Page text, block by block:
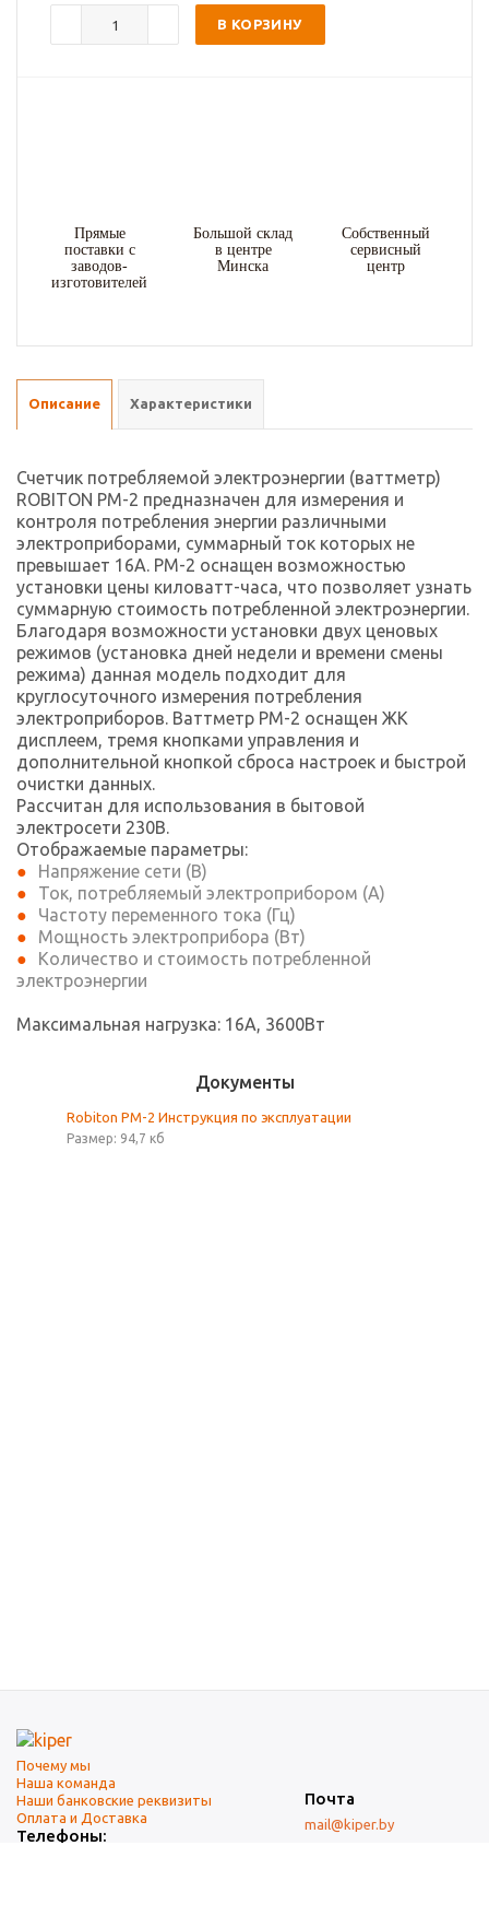
В КОРЗИНУ
Прямые
поставки с
заводов-
изготовителей
Большой склад
в центре
Минска
Собственный
сервисный
центр
Описание Характеристики
Счетчик потребляемой электроэнергии (ваттметр)
ROBITON PM-2 предназначен для измерения и
контроля потребления энергии различными
электроприборами, суммарный ток которых не
превышает 16А. PM-2 оснащен возможностью
установки цены киловатт-часа, что позволяет узнать
суммарную стоимость потребленной электроэнергии.
Благодаря возможности установки двух ценовых
режимов (установка дней недели и времени смены
режима) данная модель подходит для
круглосуточного измерения потребления
электроприборов. Ваттметр PM-2 оснащен ЖК
дисплеем, тремя кнопками управления и
дополнительной кнопкой сброса настроек и быстрой
очистки данных.
Рассчитан для использования в бытовой
электросети 230В.
Отображаемые параметры:
Напряжение сети (В)
Ток, потребляемый электроприбором (А)
Частоту переменного тока (Гц)
Мощность электроприбора (Вт)
Количество и стоимость потребленной
электроэнергии
Максимальная нагрузка: 16A, 3600Вт
Документы
Robiton PM-2 Инструкция по эксплуатации
Размер: 94,7 кб
Почему мы
Наша команда
Наши банковские реквизиты
Оплата и Доставка
Телефоны:
Почта
mail@kiper.by